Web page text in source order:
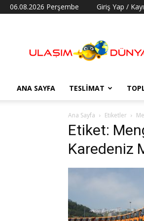
06.08.2026 Perşembe Giriş Yap /
Dünyası
ANA SAYFA TESLIMAT
Ana Sayfa Etiketler
Etiket:
Karedeniz